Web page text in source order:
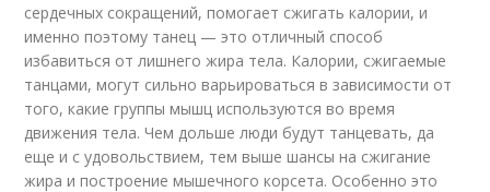
сердечных сокращений, помогает сжигать калории, и
именно поэтому танец — это отличный способ
избавиться от лишнего жира тела. Калории, сжигаемые
танцами, могут сильно варьироваться в зависимости от
того, какие группы мышц используются во время
движения тела. Чем дольше люди будут танцевать, да
еще и с удовольствием, тем выше шансы на сжигание
жира и построение мышечного корсета. Особенно это